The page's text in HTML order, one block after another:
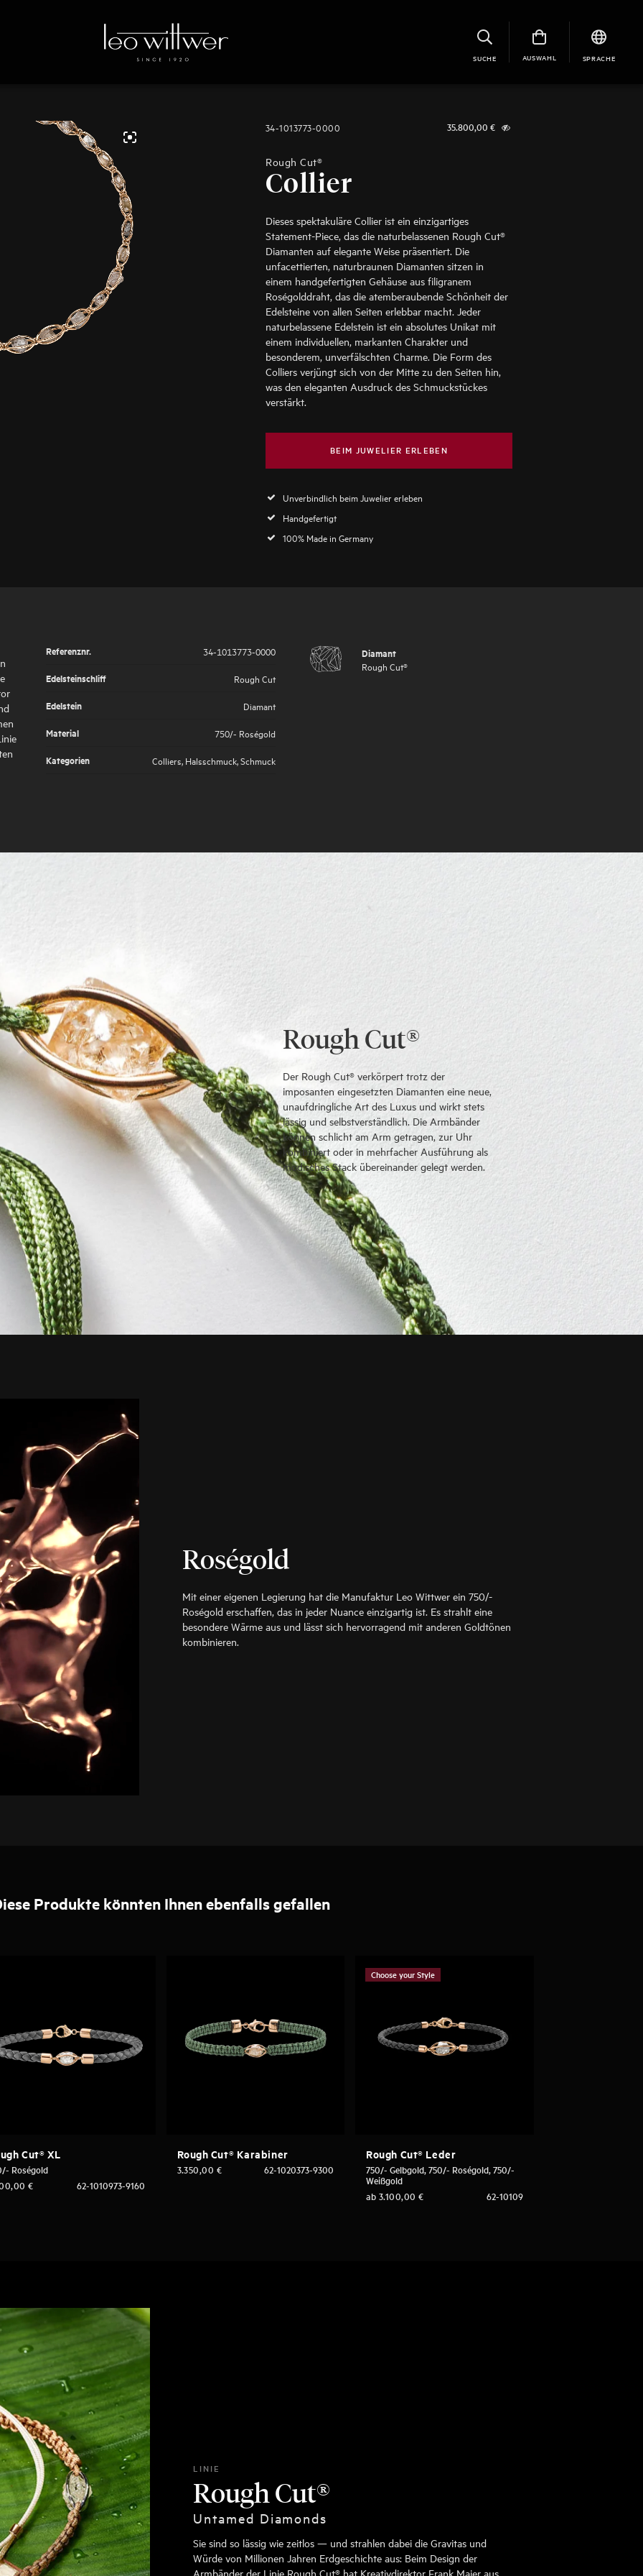
SUCHE AUSWAHL SPRACHE
34-1013773-0000 35.800,00 €
Rough Cut®
Collier
Dieses spektakuläre Collier ist ein einzigartiges
Statement-Piece, das die naturbelassenen Rough Cut®
Diamanten auf elegante Weise präsentiert. Die
unfacettierten, naturbraunen Diamanten sitzen in
einem handgefertigten Gehäuse aus filigranem
Roségolddraht, das die atemberaubende Schönheit der
Edelsteine von allen Seiten erlebbar macht. Jeder
naturbelassene Edelstein ist ein absolutes Unikat mit
einem individuellen, markanten Charakter und
besonderem, unverfälschten Charme. Die Form des
Colliers verjüngt sich von der Mitte zu den Seiten hin,
was den eleganten Ausdruck des Schmuckstückes
verstärkt.
BEIM JUWELIER ERLEBEN
Unverbindlich beim Juwelier erleben
Handgefertigt
100% Made in Germany
Referenznr.
34-1013773-0000
Edelsteinschliff
Rough Cut
Edelstein
Diamant
Material
750/- Roségold
Kategorien
Colliers Halsschmuck Schmuck
Diamant
Rough Cut®
Rough Cut®
Der Rough Cut® verkörpert trotz der
imposanten eingesetzten Diamanten eine neue,
unaufdringliche Art des Luxus und wirkt stets
lässig und selbstverständlich. Die Armbänder
können schlicht am Arm getragen, zur Uhr
kombiniert oder in mehrfacher Ausführung als
modisches Stack übereinander gelegt werden.
Roségold
Mit einer eigenen Legierung hat die Manufaktur Leo Wittwer ein 750/-
Roségold erschaffen, das in jeder Nuance einzigartig ist. Es strahlt eine
besondere Wärme aus und lässt sich hervorragend mit anderen Goldtönen
kombinieren.
Produkte könnten Ihnen ebenfalls gefallen
Cut® XL
Roségold
62-1010973-9160
€
Rough Cut® Karabiner
62-1020373-9300
3.350,00 €
Choose your Style
Rough Cut® Leder
750/- Gelbgold, 750/- Roségold, 750/-
Weißgold
62-10109
ab 3.100,00€
LINIE
Rough Cut®
Untamed Diamonds
Sie sind so lässig wie zeitlos — und strahlen dabei die Gravitas und
Würde von Millionen Jahren Erdgeschichte aus: Beim Design der
Armbänder der Linie Rough Cut® hat Kreativdirektor Frank Maier aus